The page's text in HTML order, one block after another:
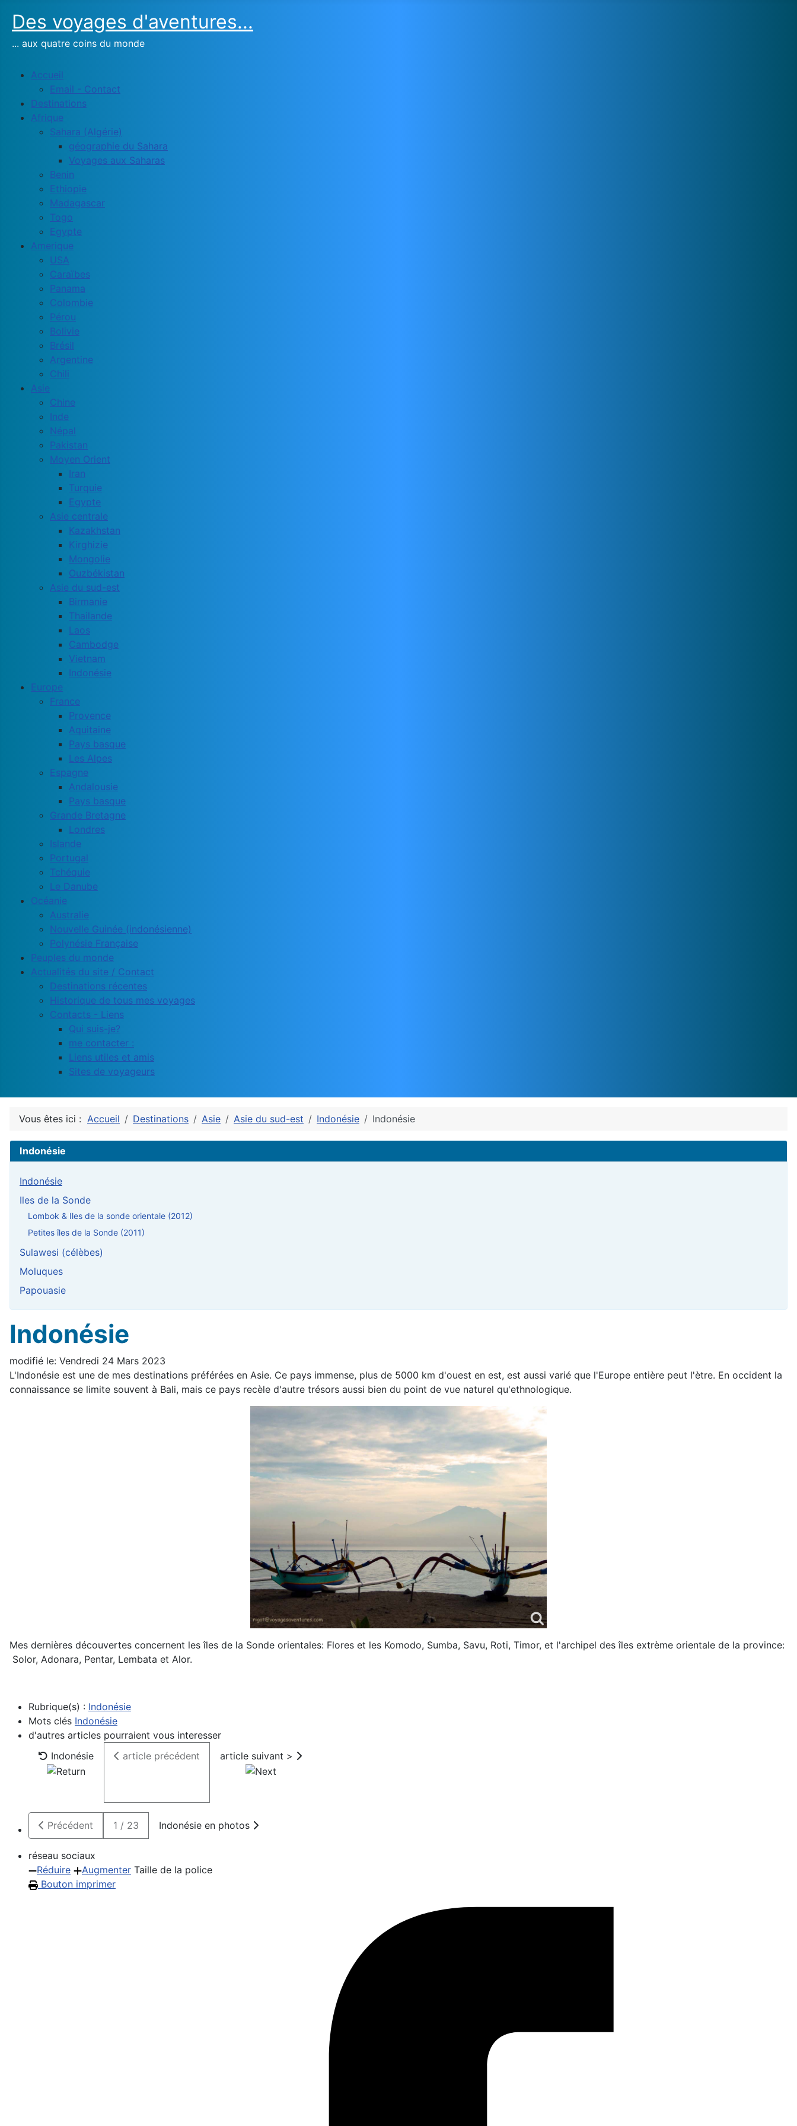
Des voyages d'aventures...
... aux quatre coins du monde
Accueil
Email - Contact
Destinations
Afrique
Sahara (Algérie)
géographie du Sahara
Voyages aux Saharas
Benin
Ethiopie
Madagascar
Togo
Egypte
Amerique
USA
Caraïbes
Panama
Colombie
Pérou
Bolivie
Brésil
Argentine
Chili
Asie
Chine
Inde
Népal
Pakistan
Moyen Orient
Iran
Turquie
Egypte
Asie centrale
Kazakhstan
Kirghizie
Mongolie
Ouzbékistan
Asie du sud-est
Birmanie
Thailande
Laos
Cambodge
Vietnam
Indonésie
Europe
France
Provence
Aquitaine
Pays basque
Les Alpes
Espagne
Andalousie
Pays basque
Grande Bretagne
Londres
Islande
Portugal
Tchéquie
Le Danube
Océanie
Australie
Nouvelle Guinée (indonésienne)
Polynésie Française
Peuples du monde
Actualités du site / Contact
Destinations récentes
Historique de tous mes voyages
Contacts - Liens
Qui suis-je?
me contacter :
Liens utiles et amis
Sites de voyageurs
Vous êtes ici : Accueil Destinations Asie Asie du sud-est Indonésie Indonésie
Indonésie
Indonésie
Iles de la Sonde
Lombok & Iles de la sonde orientale (2012)
Petites îles de la Sonde (2011)
Sulawesi (célèbes)
Moluques
Papouasie
Indonésie
modifié le: Vendredi 24 Mars 2023
L'Indonésie est une de mes destinations préférées en Asie. Ce pays immense, plus de 5000 km d'ouest en est, est aussi varié que l'Europe entière peut l'ètre. En occident la
connaissance se limite souvent à Bali, mais ce pays recèle d'autre trésors aussi bien du point de vue naturel qu'ethnologique.
Mes dernières découvertes concernent les îles de la Sonde orientales: Flores et les Komodo, Sumba, Savu, Roti, Timor, et l'archipel des îles extrème orientale de la province:
Solor, Adonara, Pentar, Lembata et Alor.
Rubrique(s) : Indonésie
Mots clés Indonésie
d'autres articles pourraient vous interesser
Indonésie
article précédent article suivant >
Précédent 1 / 23 Indonésie en photos
réseau sociaux
Réduire
Augmenter Taille de la police
Bouton imprimer